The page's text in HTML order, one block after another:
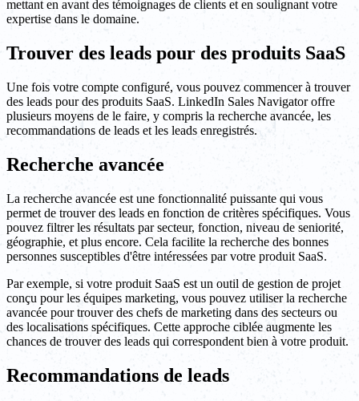
mettant en avant des témoignages de clients et en soulignant votre
expertise dans le domaine.
Trouver des leads pour des produits SaaS
Une fois votre compte configuré, vous pouvez commencer à trouver
des leads pour des produits SaaS. LinkedIn Sales Navigator offre
plusieurs moyens de le faire, y compris la recherche avancée, les
recommandations de leads et les leads enregistrés.
Recherche avancée
La recherche avancée est une fonctionnalité puissante qui vous
permet de trouver des leads en fonction de critères spécifiques. Vous
pouvez filtrer les résultats par secteur, fonction, niveau de seniorité,
géographie, et plus encore. Cela facilite la recherche des bonnes
personnes susceptibles d'être intéressées par votre produit SaaS.
Par exemple, si votre produit SaaS est un outil de gestion de projet
conçu pour les équipes marketing, vous pouvez utiliser la recherche
avancée pour trouver des chefs de marketing dans des secteurs ou
des localisations spécifiques. Cette approche ciblée augmente les
chances de trouver des leads qui correspondent bien à votre produit.
Recommandations de leads